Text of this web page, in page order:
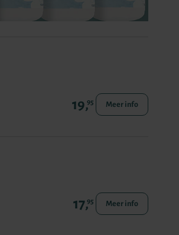
19,95 Meer info
17,95 Meer info